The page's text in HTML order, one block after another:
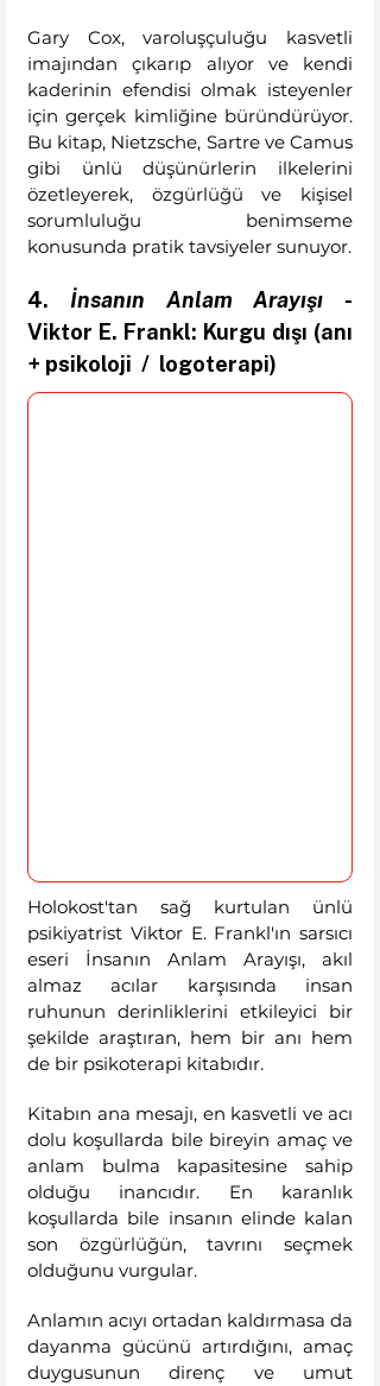
Gary Cox, varoluşçuluğu kasvetli
imajından çıkarıp alıyor ve kendi
kaderinin efendisi olmak isteyenler
için gerçek kimliğine büründürüyor.
Bu kitap, Nietzsche, Sartre ve Camus
gibi ünlü düşünürlerin ilkelerini
özetleyerek, özgürlüğü ve kişisel
sorumluluğu benimseme
konusunda pratik tavsiyeler sunuyor.
4. İnsanın Anlam Arayışı -
Viktor E. Frankl: Kurgu dışı (anı
+ psikoloji  /  logoterapi)
Holokost'tan sağ kurtulan ünlü
psikiyatrist Viktor E. Frankl'ın sarsıcı
eseri İnsanın Anlam Arayışı, akıl
almaz acılar karşısında insan
ruhunun derinliklerini etkileyici bir
şekilde araştıran, hem bir anı hem
de bir psikoterapi kitabıdır.
Kitabın ana mesajı, en kasvetli ve acı
dolu koşullarda bile bireyin amaç ve
anlam bulma kapasitesine sahip
olduğu inancıdır. En karanlık
koşullarda bile insanın elinde kalan
son özgürlüğün, tavrını seçmek
olduğunu vurgular.
Anlamın acıyı ortadan kaldırmasa da
dayanma gücünü artırdığını, amaç
duygusunun direnç ve umut